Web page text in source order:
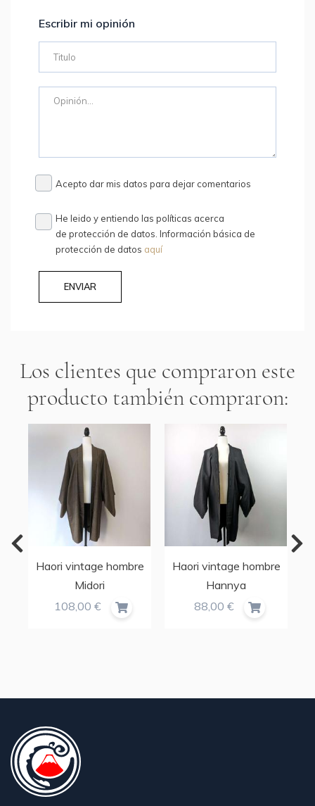
Escribir mi opinión
Acepto dar mis datos para dejar comentarios
He leido y entiendo las políticas acerca
de protección de datos. Información básica de
protección de datos aquí
ENVIAR
Los clientes que compraron este
producto también compraron:
Haori vintage hombre
Midori
108,00 €
Haori vintage hombre
Hannya
88,00 €